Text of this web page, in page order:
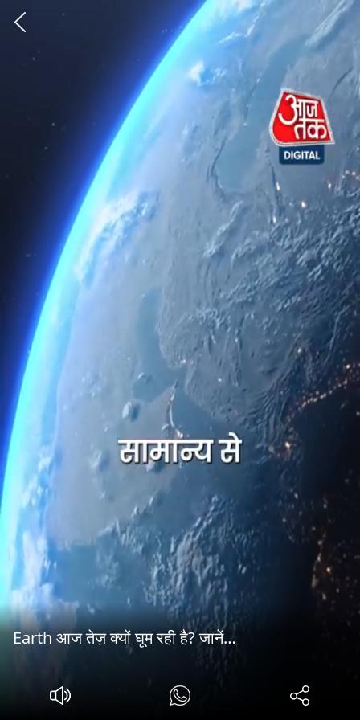
Earth आज तेज़ क्यों घूम रही है? जानें…